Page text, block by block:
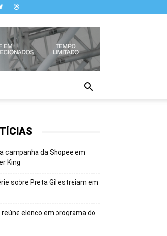
campanha da Shopee em
King
sobre Preta Gil estreiam em
reúne elenco em programa do